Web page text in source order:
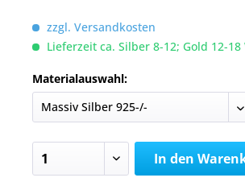
zzgl. Versandkosten
Lieferzeit ca. Silber 8-12; Gold 12-
Materialauswahl:
In den